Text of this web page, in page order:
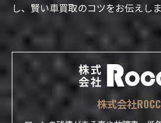
し、賢い車買取のコツをお伝えし
株式会社